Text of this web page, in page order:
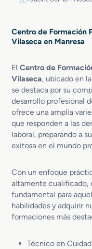
Centro de Formación
Vilaseca en Manresa
El Centro de
Vilaseca, ubicado en
se destaca por su
desarrollo profesional
ofrece una amplia
que responden a las
laboral, preparando a
exitosa en el mundo
Con un enfoque
altamente cualificado,
fundamental para
habilidades y adquirir
formaciones más
Técnico en